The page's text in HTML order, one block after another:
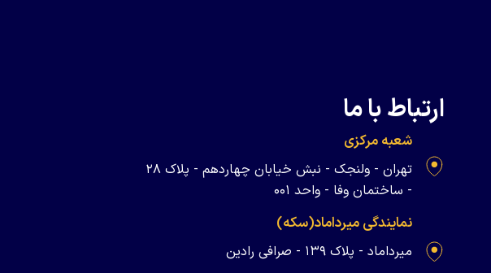
ارتباط با ما
شعبه مرکزی
تهران - ولنجک - نبش خیابان چهاردهم - پلاک ۲۸
- ساختمان وفا - واحد ۰۰۱
نمایندگی میرداماد(سکه)
میرداماد - پلاک ۱۳۹ - صرافی رادین